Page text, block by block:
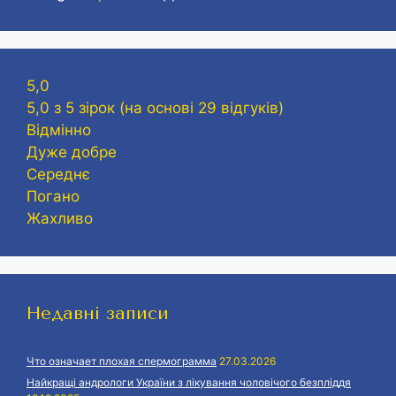
5,0
5,0 з 5 зірок (на основі 29 відгуків)
Відмінно
Дуже добре
Середнє
Погано
Жахливо
Недавні записи
Что означает плохая спермограмма 27.03.2026
Найкращі андрологи України з лікування чоловічого безпліддя